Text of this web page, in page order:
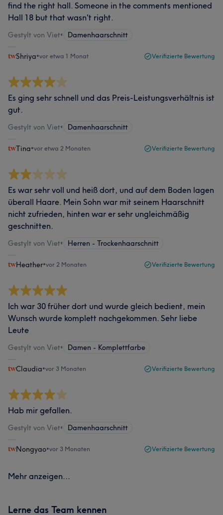
find the right hall. Someone in the comments mentioned
Hall 18 but that wasn't right.
Gestylt von Viet• Damenhaarschnitt
Shriya•vor etwa 1 Monat Verifizierte Bewertung
Es ging sehr schnell und das Preis-Leistungsverhältnis ist
gut.
Gestylt von Viet• Damenhaarschnitt
Tina•vor etwa 2 Monaten Verifizierte Bewertung
Es war sehr voll und heiß dort, und auf dem Boden lagen
überall Haare. Mein Sohn war mit seinem Haarschnitt
nicht zufrieden, hinten war er sehr ungleichmäßig
geschnitten.
Gestylt von Viet• Herren - Trockenhaarschnitt
Heather•vor 2 Monaten Verifizierte Bewertung
Ich war 30 früher dort und wurde gleich bedient, mein
Wunsch wurde komplett nachgekommen. Sehr liebe
Leute
Gestylt von Viet• Damen - Komplettfarbe
Claudia•vor 3 Monaten Verifizierte Bewertung
Hab mir gefallen.
Gestylt von Viet• Damenhaarschnitt
Nongyao•vor 3 Monaten Verifizierte Bewertung
Mehr anzeigen...
Lerne das Team kennen